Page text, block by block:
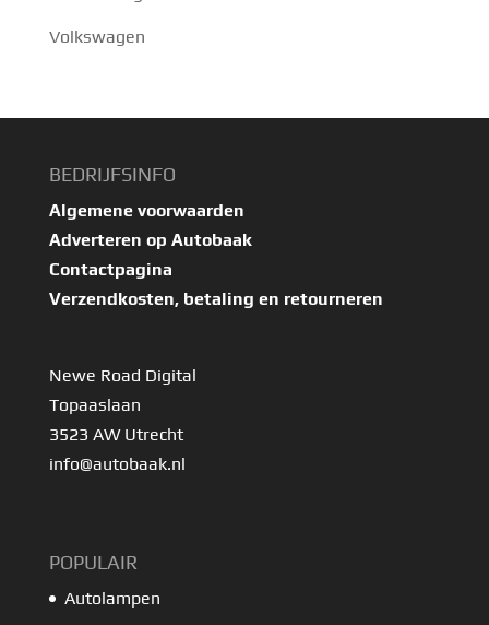
Volkswagen
BEDRIJFSINFO
Algemene voorwaarden
Adverteren op Autobaak
Contactpagina
Verzendkosten, betaling en retourneren
Newe Road Digital
Topaaslaan
3523 AW Utrecht
info@autobaak.nl
POPULAIR
Autolampen